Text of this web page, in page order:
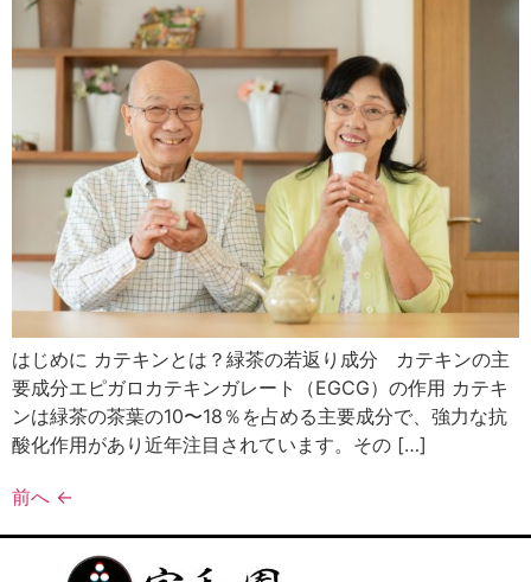
はじめに カテキンとは？緑茶の若返り成分 カテキンの主
要成分エピガロカテキンガレート（EGCG）の作用 カテキ
ンは緑茶の茶葉の10〜18％を占める主要成分で、強力な抗
酸化作用があり近年注目されています。その […]
前へ ←